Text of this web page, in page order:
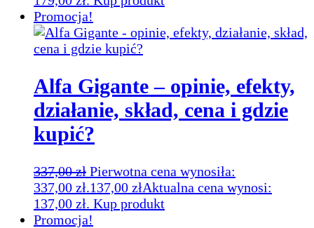
Promocja!
Alfa Gigante – opinie, efekty,
działanie, skład, cena i gdzie
kupić?
337,00zł Pierwotna cena wynosiła:
337,00 zł.137,00 złAktualna cena wynosi:
137,00 zł. Kup produkt
Promocja!